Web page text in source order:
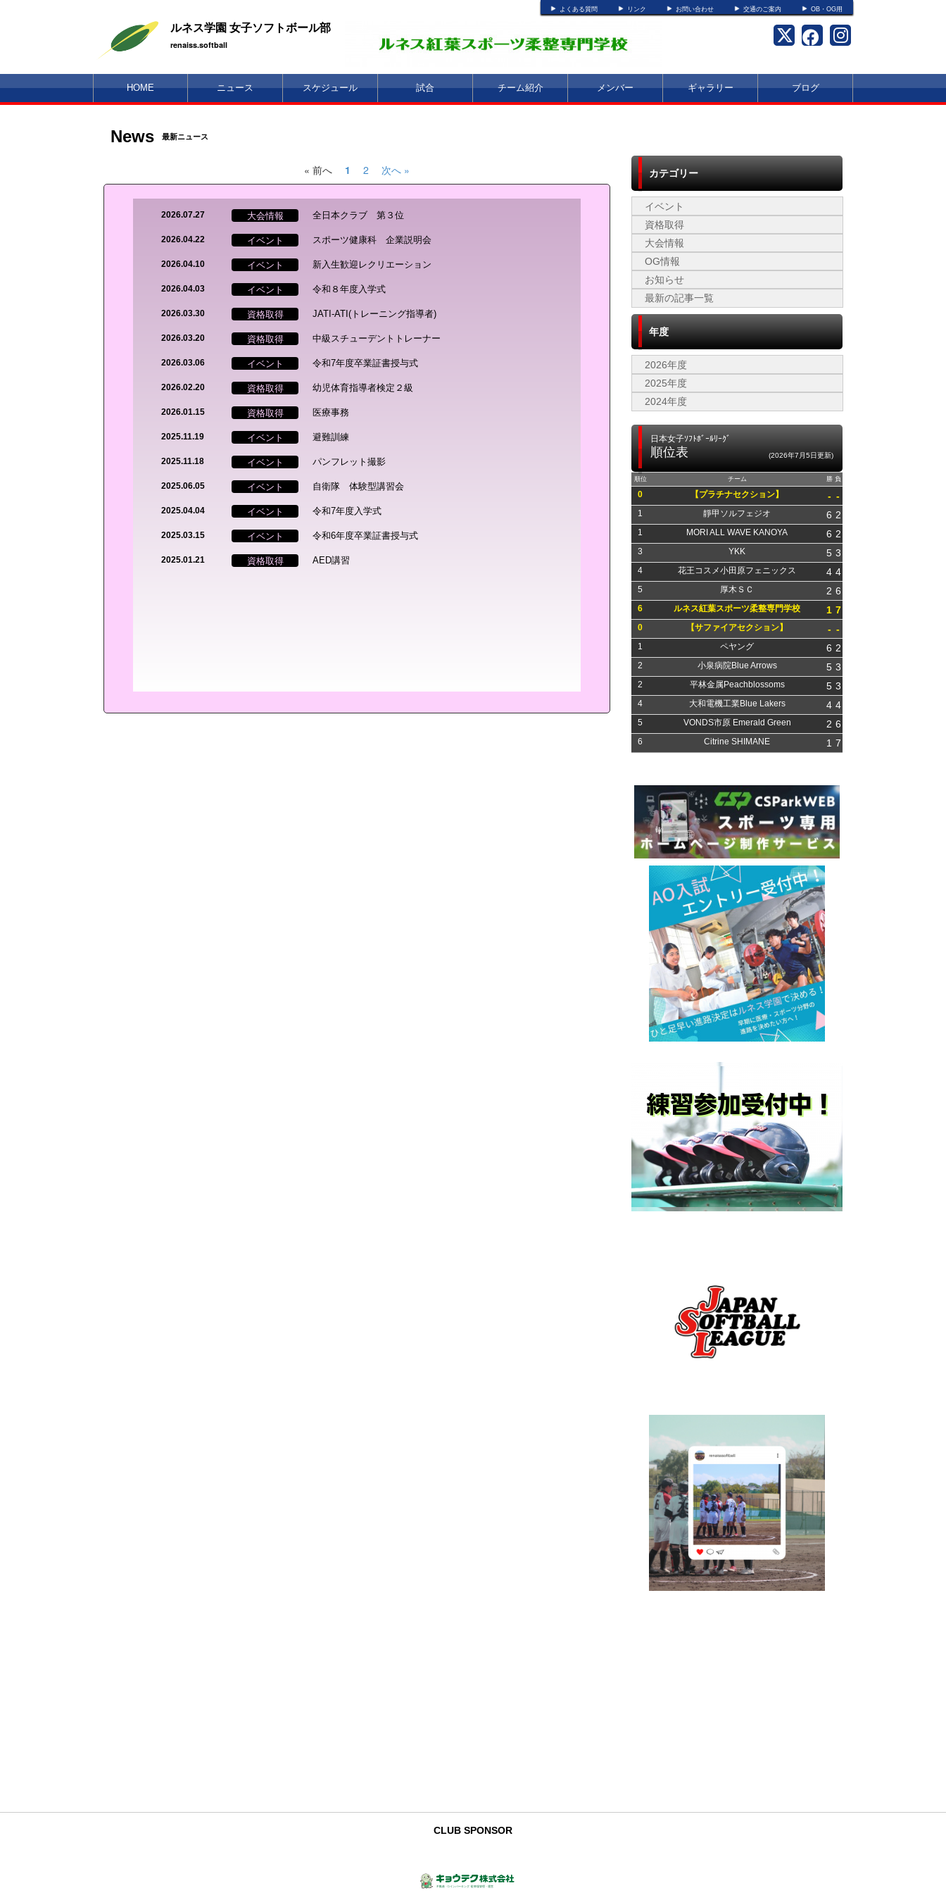
よくある質問 リンク お問い合わせ 交通のご案内 OB・OG用
ルネス学園 女子ソフトボール部
renaiss.softball
HOME ニュース スケジュール 試合 チーム紹介 メンバー ギャラリー ブログ
News 最新ニュース
« 前へ 1 2 次へ »
2026.07.27 大会情報 全日本クラブ 第３位
2026.04.22 イベント スポーツ健康科 企業説明会
2026.04.10 イベント 新入生歓迎レクリエーション
2026.04.03 イベント 令和８年度入学式
2026.03.30 資格取得 JATI-ATI(トレーニング指導者)
2026.03.20 資格取得 中級スチューデントトレーナー
2026.03.06 イベント 令和7年度卒業証書授与式
2026.02.20 資格取得 幼児体育指導者検定２級
2026.01.15 資格取得 医療事務
2025.11.19 イベント 避難訓練
2025.11.18 イベント パンフレット撮影
2025.06.05 イベント 自衛隊 体験型講習会
2025.04.04 イベント 令和7年度入学式
2025.03.15 イベント 令和6年度卒業証書授与式
2025.01.21 資格取得 AED講習
カテゴリー
イベント
資格取得
大会情報
OG情報
お知らせ
最新の記事一覧
年度
2026年度
2025年度
2024年度
日本女子ｿﾌﾄﾎﾞｰﾙﾘｰｸﾞ
順位表 (2026年7月5日更新)
順位 チーム 勝 負
0 【プラチナセクション】 - -
1 靜甲ソルフェジオ 6 2
1 MORI ALL WAVE KANOYA 6 2
3 YKK 5 3
4 花王コスメ小田原フェニックス 4 4
5 厚木ＳＣ 2 6
6 ルネス紅葉スポーツ柔整専門学校 1 7
0 【サファイアセクション】 - -
1 ペヤング 6 2
2 小泉病院Blue Arrows 5 3
2 平林金属Peachblossoms 5 3
4 大和電機工業Blue Lakers 4 4
5 VONDS市原 Emerald Green 2 6
6 Citrine SHIMANE 1 7
CLUB SPONSOR